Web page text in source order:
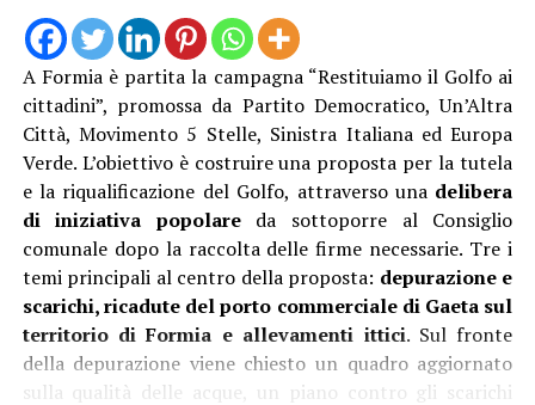
A Formia è partita la campagna “Restituiamo il Golfo ai
cittadini”, promossa da Partito Democratico, Un’Altra
Città, Movimento 5 Stelle, Sinistra Italiana ed Europa
Verde. L’obiettivo è costruire una proposta per la tutela
e la riqualificazione del Golfo, attraverso una delibera
di iniziativa popolareda sottoporre al Consiglio
comunale dopo la raccolta delle firme necessarie. Tre i
temi principali al centro della proposta: depurazione e
scarichi, ricadute del porto commerciale di Gaeta sul
territorio di Formia e allevamenti ittici. Sul fronte
della depurazione viene chiesto un quadro aggiornato
sulla qualità delle acque, un piano contro gli scarichi